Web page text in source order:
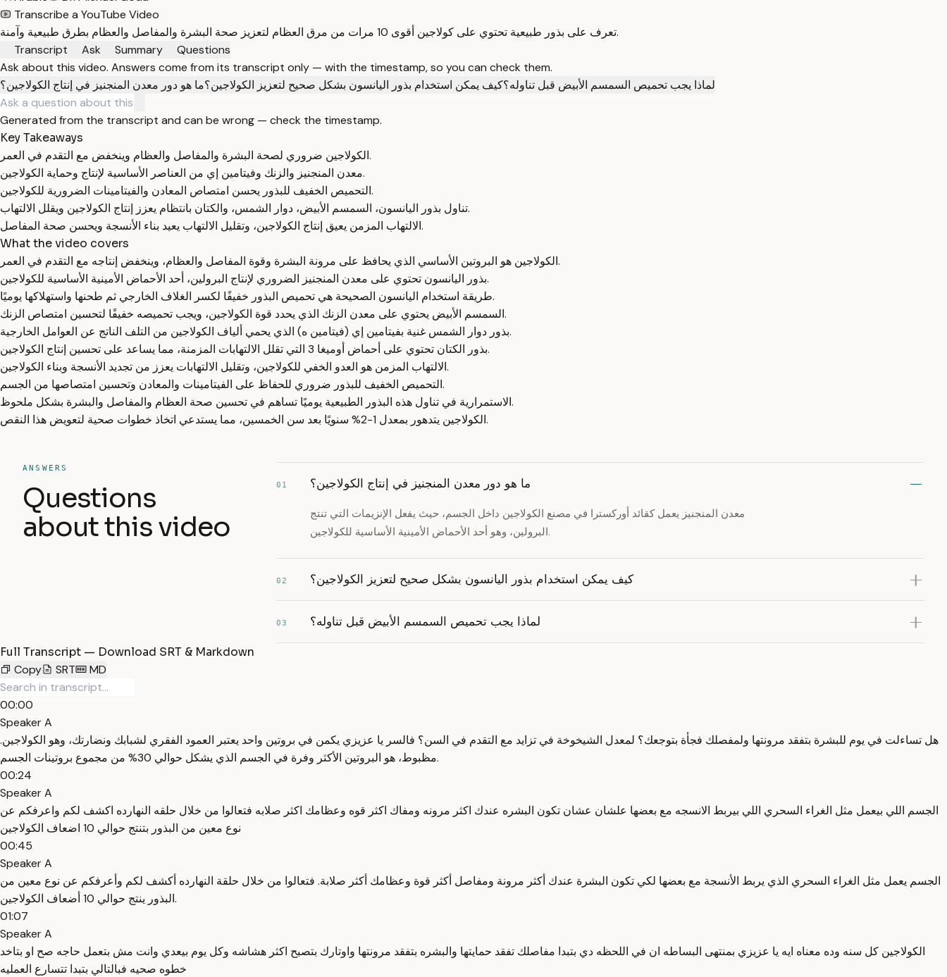
Transcribe a YouTube Video
تعرف على بذور طبيعية تحتوي على كولاجين أقوى 10 مرات من مرق العظام لتعزيز صحة البشرة والمفاصل والعظام بطرق طبيعية وآمنة.
Transcript
Ask Summary
Questions
Ask about this video. Answers come from its transcript only — with the timestamp, so you can check them.
ما هو دور معدن المنجنيز في إنتاج الكولاجين؟كيف يمكن استخدام بذور اليانسون بشكل صحيح لتعزيز الكولاجين؟لماذا يجب تحميص السمسم الأبيض قبل تناوله؟
Generated from the transcript and can be wrong — check the timestamp.
Key Takeaways
الكولاجين ضروري لصحة البشرة والمفاصل والعظام وينخفض مع التقدم في العمر.
معدن المنجنيز والزنك وفيتامين إي من العناصر الأساسية لإنتاج وحماية الكولاجين.
التحميص الخفيف للبذور يحسن امتصاص المعادن والفيتامينات الضرورية للكولاجين.
تناول بذور اليانسون، السمسم الأبيض، دوار الشمس، والكتان بانتظام يعزز إنتاج الكولاجين ويقلل الالتهاب.
الالتهاب المزمن يعيق إنتاج الكولاجين، وتقليل الالتهاب يعيد بناء الأنسجة ويحسن صحة المفاصل.
What the video covers
الكولاجين هو البروتين الأساسي الذي يحافظ على مرونة البشرة وقوة المفاصل والعظام، وينخفض إنتاجه مع التقدم في العمر.
بذور اليانسون تحتوي على معدن المنجنيز الضروري لإنتاج البرولين، أحد الأحماض الأمينية الأساسية للكولاجين.
طريقة استخدام اليانسون الصحيحة هي تحميص البذور خفيفًا لكسر الغلاف الخارجي ثم طحنها واستهلاكها يوميًا.
السمسم الأبيض يحتوي على معدن الزنك الذي يحدد قوة الكولاجين، ويجب تحميصه خفيفًا لتحسين امتصاص الزنك.
بذور دوار الشمس غنية بفيتامين إي (فيتامين ه) الذي يحمي ألياف الكولاجين من التلف الناتج عن العوامل الخارجية.
بذور الكتان تحتوي على أحماض أوميغا 3 التي تقلل الالتهابات المزمنة، مما يساعد على تحسين إنتاج الكولاجين.
الالتهاب المزمن هو العدو الخفي للكولاجين، وتقليل الالتهابات يعزز من تجديد الأنسجة وبناء الكولاجين.
التحميص الخفيف للبذور ضروري للحفاظ على الفيتامينات والمعادن وتحسين امتصاصها من الجسم.
الاستمرارية في تناول هذه البذور الطبيعية يوميًا تساهم في تحسين صحة العظام والمفاصل والبشرة بشكل ملحوظ.
الكولاجين يتدهور بمعدل 1-2% سنويًا بعد سن الخمسين، مما يستدعي اتخاذ خطوات صحية لتعويض هذا النقص.
ANSWERS
Questions
about this video
01 ما هو دور معدن المنجنيز في إنتاج الكولاجين؟
معدن المنجنيز يعمل كقائد أوركسترا في مصنع الكولاجين داخل الجسم، حيث يفعل الإنزيمات التي تنتج
البرولين، وهو أحد الأحماض الأمينية الأساسية للكولاجين.
02 كيف يمكن استخدام بذور اليانسون بشكل صحيح لتعزيز الكولاجين؟
03 لماذا يجب تحميص السمسم الأبيض قبل تناوله؟
Full Transcript — Download SRT & Markdown
Copy
SRT MD
00:00
Speaker A
هل تساءلت في يوم للبشرة بتفقد مرونتها ولمفصلك فجأة بتوجعك؟ لمعدل الشيخوخة في تزايد مع التقدم في السن؟ فالسر يا عزيزي يكمن في بروتين واحد يعتبر العمود الفقري لشبابك ونضارتك، وهو الكولاجين.
مظبوط، هو البروتين الأكثر وفرة في الجسم الذي يشكل حوالي 30% من مجموع بروتينات الجسم.
00:24
Speaker A
الجسم اللي بيعمل مثل الغراء السحري اللي بيربط الانسجه مع بعضها علشان عشان تكون البشره عندك اكثر مرونه ومفاك اكثر قوه وعظامك اكثر صلابه فتعالوا من خلال حلقه النهارده اكشف لكم واعرفكم عن
نوع معين من البذور بتنتج حوالي 10 اضعاف الكولاجين
00:45
Speaker A
الجسم يعمل مثل الغراء السحري الذي يربط الأنسجة مع بعضها لكي تكون البشرة عندك أكثر مرونة ومفاصل أكثر قوة وعظامك أكثر صلابة. فتعالوا من خلال حلقة النهارده أكشف لكم وأعرفكم عن نوع معين من
البذور ينتج حوالي 10 أضعاف الكولاجين.
01:07
Speaker A
الكولاجين كل سنه وده معناه ايه يا عزيزي بمنتهى البساطه ان في اللحظه دي بتبدا مفاصلك تفقد حمايتها والبشره بتفقد مرونتها واوتارك بتصبح اكثر هشاشه وكل يوم بيعدي وانت مش بتعمل حاجه صح او بتاخد
خطوه صحيه فبالتالي بتبدا تتسارع العمليه